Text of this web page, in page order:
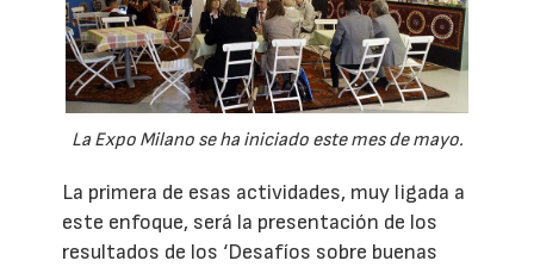
La Expo Milano se ha iniciado este mes de mayo.
La primera de esas actividades, muy ligada a
este enfoque, será la presentación de los
resultados de los ‘Desafíos sobre buenas